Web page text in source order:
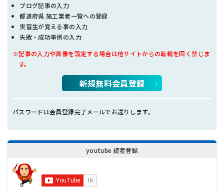
ブログ記事の入力
都道府県 施工業者一覧への登録
実習生が覚える事の入力
失敗・成功事例の入力
※記事の入力や画像を設定する場合は他サイトからの転載を固く禁じま
す。
新規無料会員登録
パスワードは会員登録完了メールでお送りします。
youtube 読者登録